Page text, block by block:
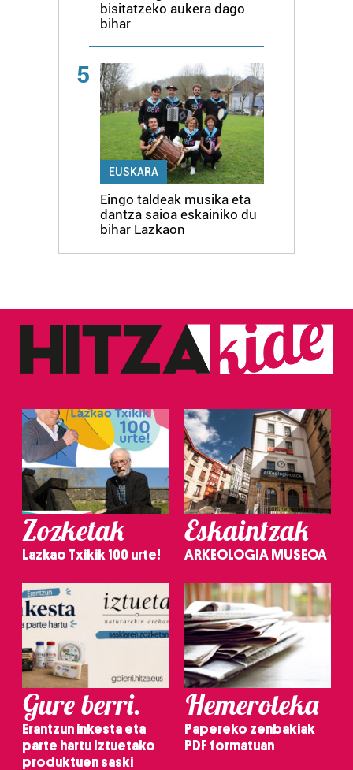
bisitatzeko aukera dago
bihar
5
EUSKARA
Eingo taldeak musika eta
dantza saioa eskainiko du
bihar Lazkaon
Zozketak
Lazkao Txikik 100 urte!
Eskaintzak
ARKEOLOGIA MUSEOA
Gure berri.
Erantzun inkesta eta
parte hartu Iztuetako
produktuen saski
Hemeroteka
Papereko zenbakiak
PDF formatuan